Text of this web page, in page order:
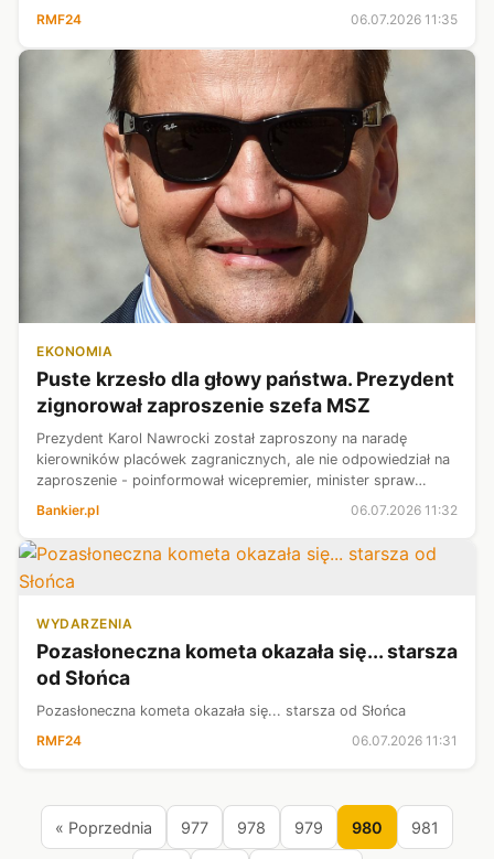
RMF24
06.07.2026 11:35
EKONOMIA
Puste krzesło dla głowy państwa. Prezydent
zignorował zaproszenie szefa MSZ
Prezydent Karol Nawrocki został zaproszony na naradę
kierowników placówek zagranicznych, ale nie odpowiedział na
zaproszenie - poinformował wicepremier, minister spraw
zagranicznych Radosław Sikorski. Dodał, że w naradzie udział
wezmą akredytowani am...
Bankier.pl 06.07.2026 11:32
WYDARZENIA
Pozasłoneczna kometa okazała się... starsza
od Słońca
Pozasłoneczna kometa okazała się... starsza od Słońca
RMF24
06.07.2026 11:31
« Poprzednia 977 978 979 980 981